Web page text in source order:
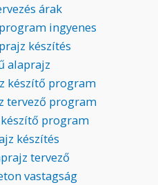
árak
ingyenes
készítés
alaprajz
készítő program
tervező program
program
készítés
tervező
vastagság